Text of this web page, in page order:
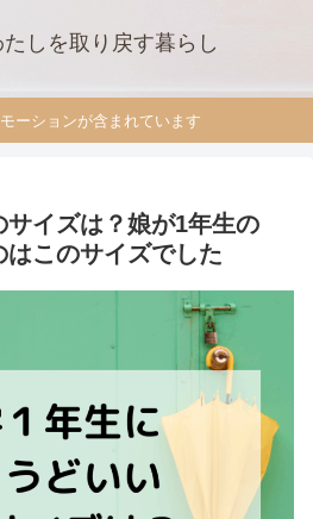
しを取り戻す暮らし
ーションが含まれています
イズは？娘が1年生の
はこのサイズでした